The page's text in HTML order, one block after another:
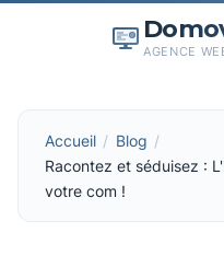
AGENCE
Accueil
Blog
Racontez et séduisez :
votre com !